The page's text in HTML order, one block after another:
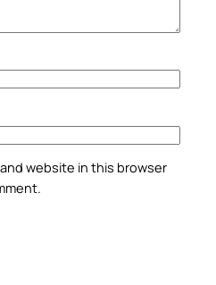
website in this browser